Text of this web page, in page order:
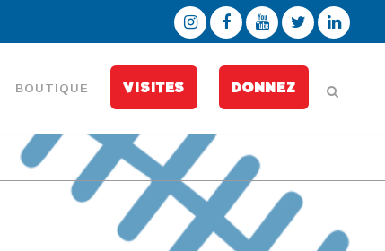
BOUTIQUE VISITES DONNEZ